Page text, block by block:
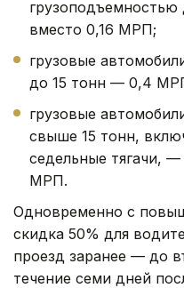
вместо 0,16 МРП;
грузовые
до 15 тонн — 0,4
грузовые
свыше 15 тонн,
седельные тягачи,
МРП.
Одновременно с
скидка 50% для
проезд заранее — до
течение семи дней